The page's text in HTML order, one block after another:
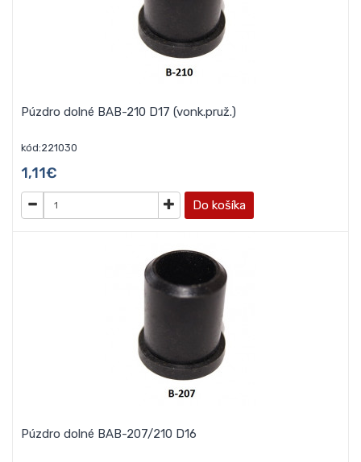
Púzdro dolné BAB-210 D17 (vonk.pruž.)
kód:221030
1,11€
Do košíka
Púzdro dolné BAB-207/210 D16